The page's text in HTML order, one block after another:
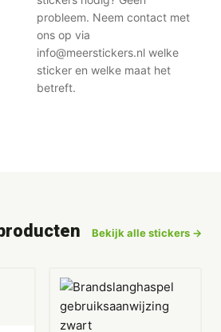
probleem. Neem contact met
ons op via
info@meerstickers.nl welke
sticker en welke maat het
betreft.
Bekijk alle stickers →